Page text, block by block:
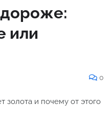
дороже:
или
0
золота и почему от этого